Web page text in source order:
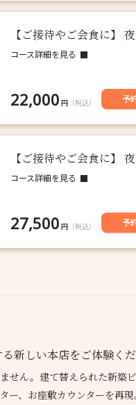
【ご接待やご会食に】
コース詳細を見る
22,000 円 （税込） 予
【ご接待やご会食に】
コース詳細を見る
27,500 円 （税込） 予
新しい本店をご体験く
せん。建て替えられた新築
ー、お座敷カウンターを再